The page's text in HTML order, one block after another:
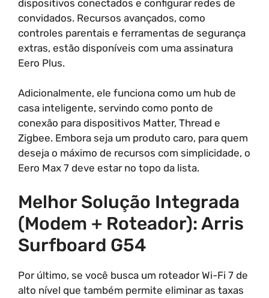
dispositivos conectados e configurar redes de
convidados. Recursos avançados, como
controles parentais e ferramentas de segurança
extras, estão disponíveis com uma assinatura
Eero Plus.
Adicionalmente, ele funciona como um hub de
casa inteligente, servindo como ponto de
conexão para dispositivos Matter, Thread e
Zigbee. Embora seja um produto caro, para quem
deseja o máximo de recursos com simplicidade, o
Eero Max 7 deve estar no topo da lista.
Melhor Solução Integrada
(Modem + Roteador): Arris
Surfboard G54
Por último, se você busca um roteador Wi-Fi 7 de
alto nível que também permite eliminar as taxas